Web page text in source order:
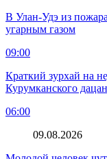
В Улан-Удэ из
угарным газом
09:00
Краткий зурхай на
Курумканского
06:00
09.08.2026